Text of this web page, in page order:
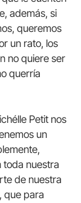
además, si
queremos
un rato, los
no quiere ser
querría
Petit nos
un
toda nuestra
de nuestra
que para